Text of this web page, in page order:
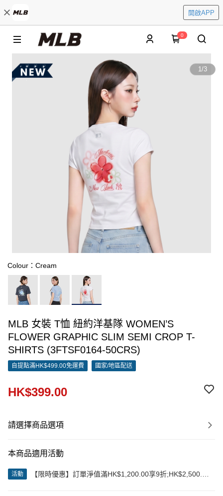
開啟APP
0
1/3
Colour：Cream
MLB 女裝 T恤 紐約洋基隊 WOMEN’S
FLOWER GRAPHIC SLIM SEMI CROP T-
SHIRTS (3FTSF0164-50CRS)
自提點滿HK$499.00免運費 國家/地區配送
HK$399.00
請選擇商品選項
本商品適用活動
活動
【限時優惠】訂單淨值滿HK$1,200.00享9折;HK$2,500.00